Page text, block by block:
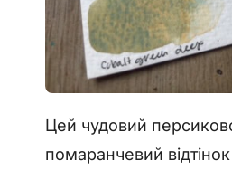
Цей чудовий
помаранчевий